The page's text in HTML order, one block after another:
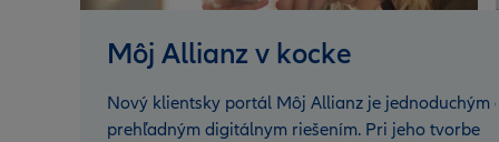
Môj Allianz v kocke
Nový klientsky portál Môj Allianz je jednoduchým
prehľadným digitálnym riešením. Pri jeho tvorbe